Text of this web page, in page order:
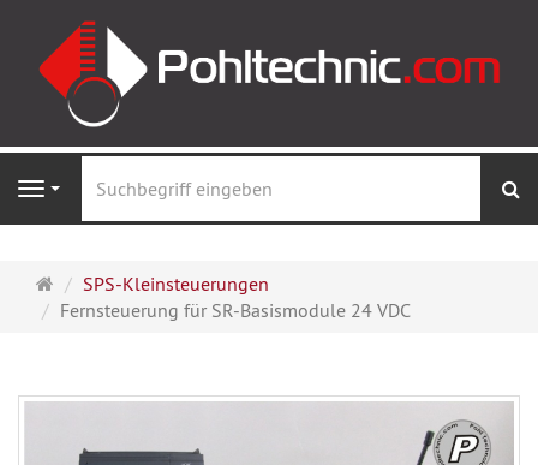
Navigation
Startseite
SPS-Kleinsteuerungen
Fernsteuerung für SR-Basismodule 24 VDC